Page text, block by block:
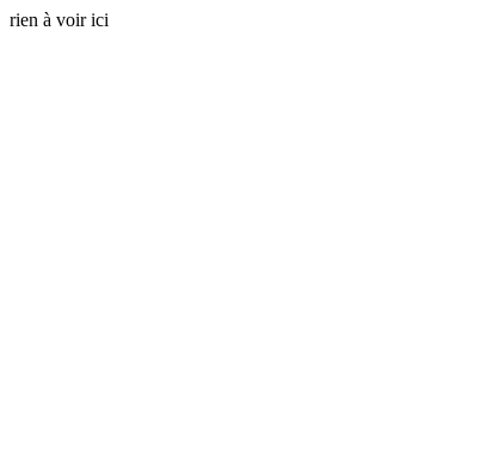
rien à voir ici